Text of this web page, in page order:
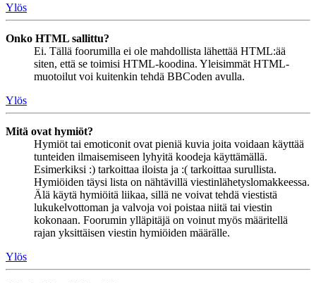
Ylös
Onko HTML sallittu?
Ei. Tällä foorumilla ei ole mahdollista lähettää HTML:ää
siten, että se toimisi HTML-koodina. Yleisimmät HTML-
muotoilut voi kuitenkin tehdä BBCoden avulla.
Ylös
Mitä ovat hymiöt?
Hymiöt tai emoticonit ovat pieniä kuvia joita voidaan käyttää
tunteiden ilmaisemiseen lyhyitä koodeja käyttämällä.
Esimerkiksi :) tarkoittaa iloista ja :( tarkoittaa surullista.
Hymiöiden täysi lista on nähtävillä viestinlähetyslomakkeessa.
Älä käytä hymiöitä liikaa, sillä ne voivat tehdä viestistä
lukukelvottoman ja valvoja voi poistaa niitä tai viestin
kokonaan. Foorumin ylläpitäjä on voinut myös määritellä
rajan yksittäisen viestin hymiöiden määrälle.
Ylös